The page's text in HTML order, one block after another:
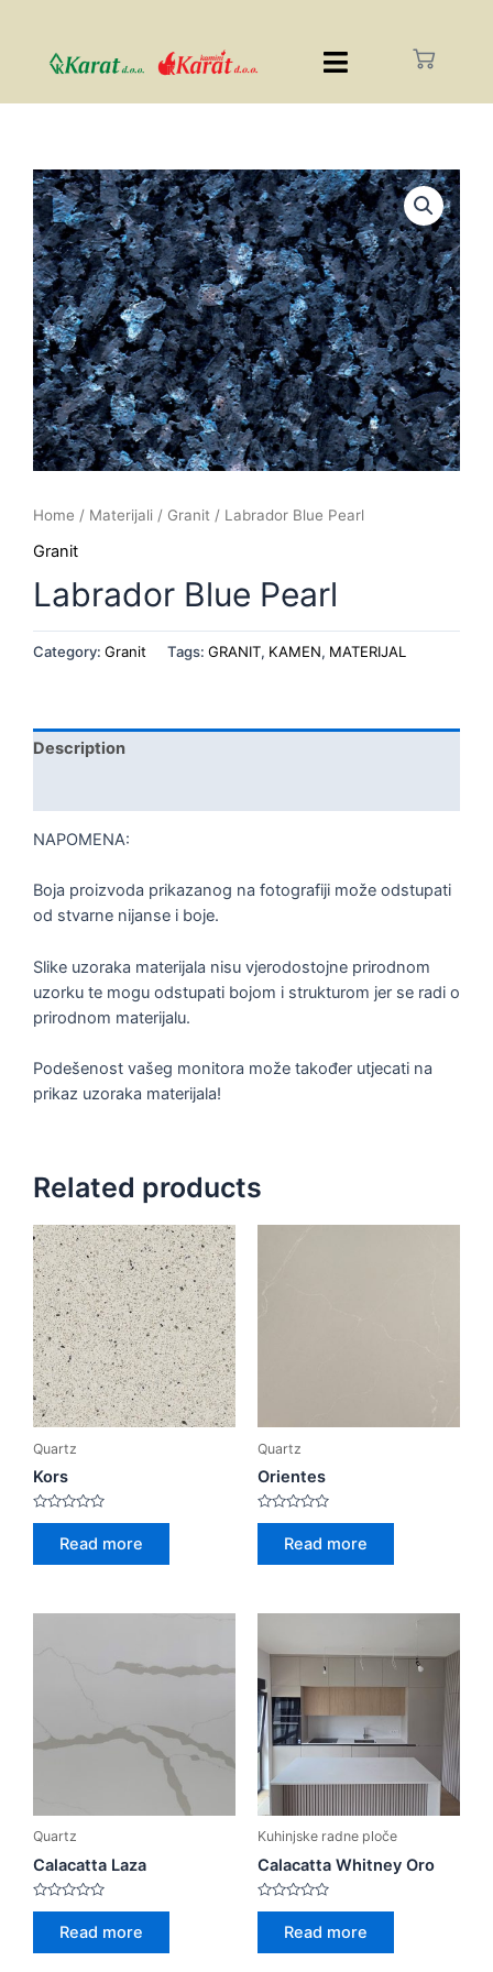
Home / Materijali / Granit / Labrador Blue Pearl
Granit
Labrador Blue Pearl
Category: Granit Tags: GRANIT, KAMEN, MATERIJAL
Description
NAPOMENA:
Boja proizvoda prikazanog na fotografiji može odstupati
od stvarne nijanse i boje.
Slike uzoraka materijala nisu vjerodostojne prirodnom
uzorku te mogu odstupati bojom i strukturom jer se radi o
prirodnom materijalu.
Podešenost vašeg monitora može također utjecati na
prikaz uzoraka materijala!
Related products
Quartz
Kors
Rated
Read more
Quartz
Orientes
Rated
Read more
Quartz
Calacatta Laza
Rated
Read more
Kuhinjske radne ploče
Calacatta Whitney Oro
Rated
Read more